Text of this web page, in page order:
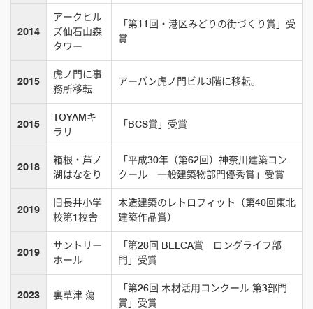
2014
アークヒル
ズ仙石山森
タワー
「第11回・港区みどりの街づくり賞」受
賞
2015
虎ノ門に事
務所移転
アーバン虎ノ門ビル3階に移転。
2015
TOYAMキ
ラリ
「BCS賞」受賞
2018
箱根・芦ノ
湖はなをり
「平成30年（第62回）神奈川建築コン
クール 一般建築物部門優秀賞」受賞
2019
旧長井小学
校第1校舎
木造建築のレトロフィット（第40回東北
建築作品賞）
2019
サントリー
ホール
「第28回 BELCA賞 ロングライフ部
門」受賞
2023 裏草津 蕩
「第26回 木材活用コンクール 第3部門
賞」受賞